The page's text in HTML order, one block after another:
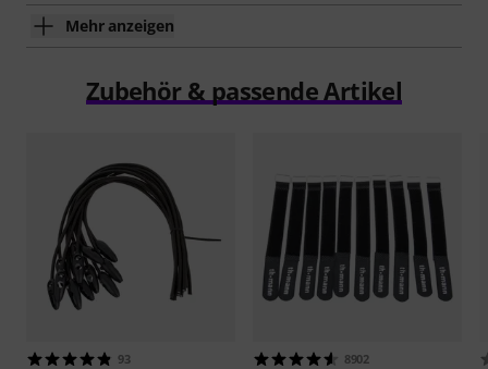
Mehr anzeigen
Zubehör & passende Artikel
93 8902